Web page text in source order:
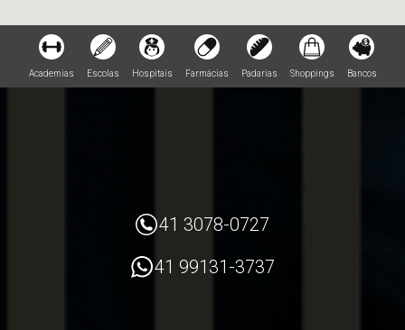
Academias Escolas Hospitais Farmácias Padarias Shoppings Bancos
41 3078-0727
41 99131-3737